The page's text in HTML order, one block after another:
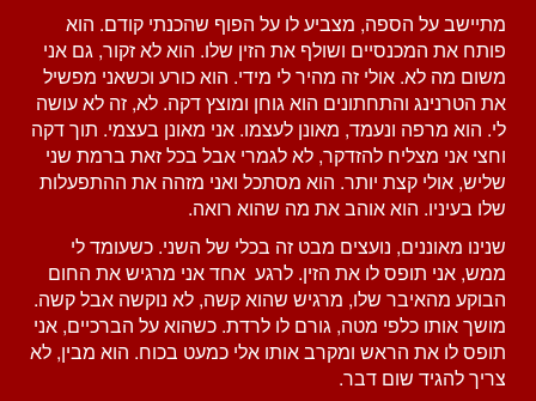
מתיישב על הספה, מצביע לו על הפוף שהכנתי קודם. הוא
פותח את המכנסיים ושולף את הזין שלו. הוא לא זקור, גם אני
משום מה לא. אולי זה מהיר לי מידי. הוא כורע וכשאני מפשיל
את הטרנינג והתחתונים הוא גוחן ומוצץ דקה. לא, זה לא עושה
לי. הוא מרפה ונעמד, מאונן לעצמו. אני מאונן בעצמי. תוך דקה
וחצי אני מצליח להזדקר, לא לגמרי אבל בכל זאת ברמת שני
שליש, אולי קצת יותר. הוא מסתכל ואני מזהה את ההתפעלות
שלו בעיניו. הוא אוהב את מה שהוא רואה.
שנינו מאוננים, נועצים מבט זה בכלי של השני. כשעומד לי
ממש, אני תופס לו את הזין. לרגע אחד אני מרגיש את החום
הבוקע מהאיבר שלו, מרגיש שהוא קשה, לא נוקשה אבל קשה.
מושך אותו כלפי מטה, גורם לו לרדת. כשהוא על הברכיים, אני
תופס לו את הראש ומקרב אותו אלי כמעט בכוח. הוא מבין, לא
צריך להגיד שום דבר.